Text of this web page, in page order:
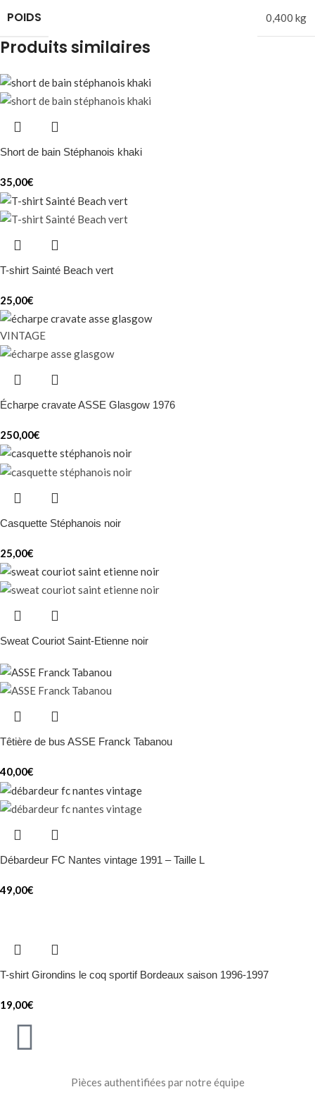
POIDS 0,400 kg
Produits similaires
Short de bain Stéphanois khaki
35,00€
T-shirt Sainté Beach vert
25,00€
VINTAGE
Écharpe cravate ASSE Glasgow 1976
250,00€
Casquette Stéphanois noir
25,00€
Sweat Couriot Saint-Etienne noir
Têtière de bus ASSE Franck Tabanou
40,00€
Débardeur FC Nantes vintage 1991 – Taille L
49,00€
T-shirt Girondins le coq sportif Bordeaux saison 1996-1997
19,00€
Pièces authentifiées par notre équipe